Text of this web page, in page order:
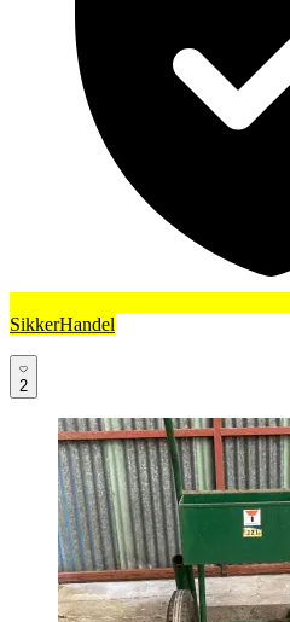
SikkerHandel
2